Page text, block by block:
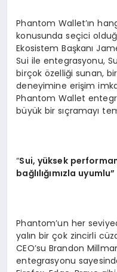
Phantom Wallet’ın
konusunda seçici
Ekosistem Başkanı
Sui ile entegrasyonu,
birçok özelliği sunan,
deneyimine erişim
Phantom Wallet
büyük bir sıçramayı
“Sui, yüksek
bağlılığımızla uyumlu”
Phantom’un her
yalın bir çok zincirli
CEO’su Brandon
entegrasyonu